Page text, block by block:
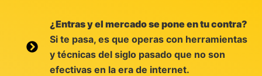
¿Entras y el mercado se pone en tu contra?
Si te pasa, es que operas con herramientas
y técnicas del siglo pasado que no son
efectivas en la era de internet.